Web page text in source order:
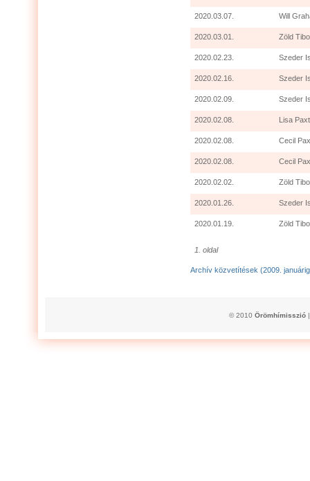
2020.03.07. Will
2020.03.01. Zöld
2020.02.23. Szeder
2020.02.16. Szeder
2020.02.09. Szeder
2020.02.08. Lisa
2020.02.08. Cecil
2020.02.08. Cecil
2020.02.02. Zöld
2020.01.26. Szeder
2020.01.19. Zöld
1. oldal
Archív közvetítések (2009.
© 2010 Örömhímisszió